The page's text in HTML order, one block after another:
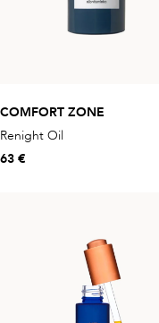
COMFORT ZONE
Renight Oil
63 €